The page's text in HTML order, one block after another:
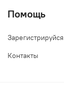
Помощь
Зарегистрируйся
Контакты